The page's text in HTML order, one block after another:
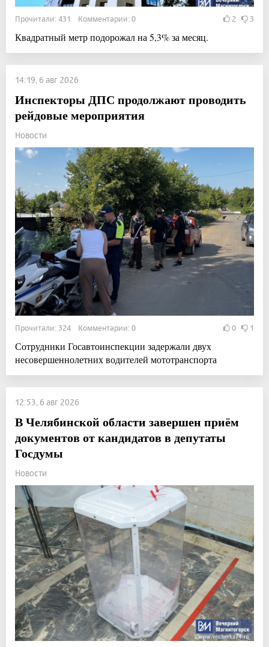
Прочитали: 431 Комментарии: 0 2 3
Квадратный метр подорожал на 5,3% за месяц.
14:19, 6 авг 2026
Инспекторы ДПС продолжают проводить
рейдовые мероприятия
Новости
Прочитали: 324 Комментарии: 0 0 1
Сотрудники Госавтоинспекции задержали двух
несовершеннолетних водителей мототранспорта
12:53, 6 авг 2026
В Челябинской области завершен приём
документов от кандидатов в депутаты
Госдумы
Новости